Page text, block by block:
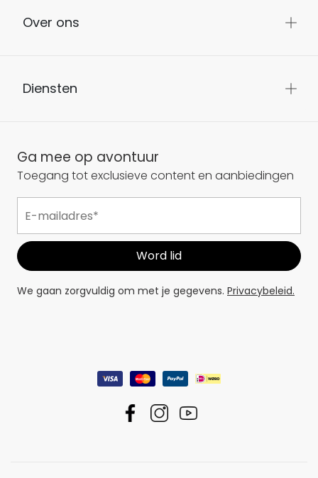
Over ons
Diensten
Ga mee op avontuur
Toegang tot exclusieve content en aanbiedingen
We gaan zorgvuldig om met je gegevens. Privacybeleid.